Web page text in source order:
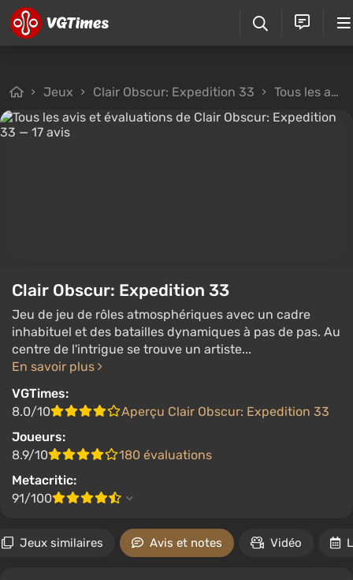
Jeux Clair Obscur: Expedition 33 Tous les avis
Clair Obscur: Expedition 33
Jeu de jeu de rôles atmosphériques avec un cadre
inhabituel et des batailles dynamiques à pas de pas. Au
centre de l'intrigue se trouve un artiste...
En savoir plus
VGTimes:
8.0/10
Aperçu Clair Obscur: Expedition 33
Joueurs:
8.9/10
180 évaluations
Metacritic:
91/100
Jeux similaires Avis et notes Vidéo